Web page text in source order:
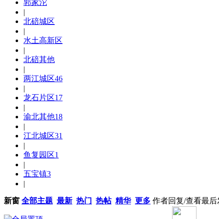
郭家沱
|
北碚城区
|
水土高新区
|
北碚其他
|
两江城区46
|
龙石片区17
|
渝北其他18
|
江北城区31
|
鱼复园区1
|
五宝镇3
|
新窗 全部主题 最新 热门 热帖 精华 更多 作者回复/查看最后